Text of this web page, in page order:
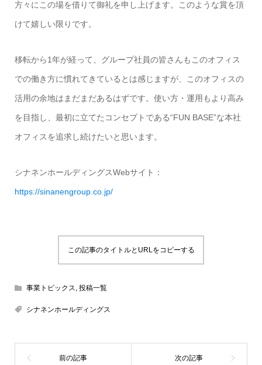
方々にこの場を借りて御礼を申し上げます。このような賞を頂
けて嬉しい限りです。
移転から1年が経って、グループ社員の皆さんもこのオフィス
での働き方に慣れてきているとは感じますが、このオフィスの
活用の余地はまだまだあるはずです。使い方・運用もより高み
を目指し、最初に立てたコンセプトである“FUN BASE”な本社
オフィスを追求し続けたいと思います。
シナネンホールディングスWebサイト：
https://sinanengroup.co.jp/
この記事のタイトルとURLをコピーする
事業トピックス, 投稿一覧
シナネンホールディングス